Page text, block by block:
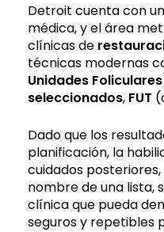
Detroit cuenta con
médica, y el área
clínicas de
técnicas modernas
Unidades Foliculares
seleccionados, FUT
Dado que los
planificación, la
cuidados
nombre de una lista,
clínica que pueda
seguros y repetibles